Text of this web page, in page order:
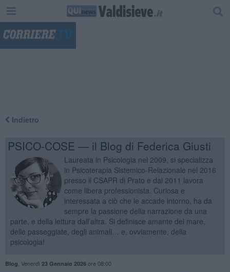
Indietro
PSICO-COSE — il Blog di Federica Giusti
Laureata in Psicologia nel 2009, si specializza
in Psicoterapia Sistemico-Relazionale nel 2016
presso il CSAPR di Prato e dal 2011 lavora
come libera professionista. Curiosa e
interessata a ciò che le accade intorno, ha da
sempre la passione della narrazione da una
parte, e della lettura dall’altra. Si definisce amante del mare,
delle passeggiate, degli animali… e, ovviamente, della
psicologia!
Blog Venerdì 23 Gennaio 2026ore 08:00